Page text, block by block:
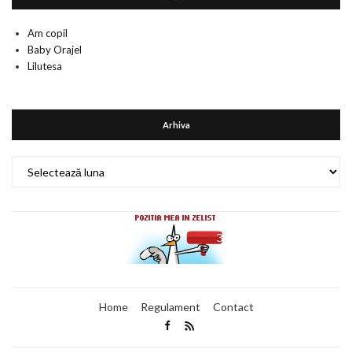
Am copil
Baby Orajel
Lilutesa
Arhiva
Home Regulament Contact